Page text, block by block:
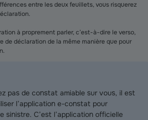
entre les deux feuillets, vous risquerez
à proprement parler, c’est-à-dire le verso,
de déclaration de la même manière que pour
pas de constat amiable sur vous, il est
l’application e-constat pour
sinistre. C’est l’application officielle